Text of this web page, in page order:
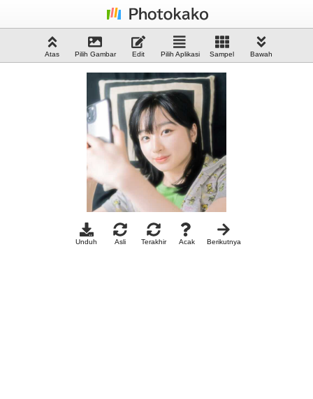
Atas Pilih Gambar Edit Pilih Aplikasi Sampel Bawah
Unduh Asli Terakhir Acak Berikutnya